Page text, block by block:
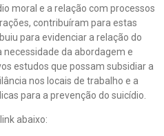
moral e a relação com processos
contribuíram para estas
para evidenciar a relação do
necessidade da abordagem e
estudos que possam subsidiar a
nos locais de trabalho e a
para a prevenção do suicídio.
abaixo: